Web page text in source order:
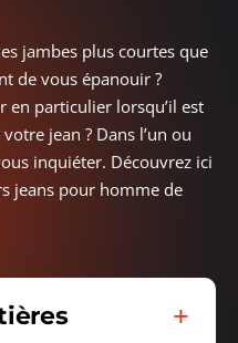
jambes plus courtes que
de vous épanouir ?
en particulier lorsqu’il est
jean ? Dans l’un ou
inquiéter. Découvrez ici
jeans pour homme de